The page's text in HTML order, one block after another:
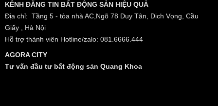
KÊNH ĐĂNG TIN BẤT ĐỘNG SẢN HIỆU QUẢ
Địa chỉ: Tầng 5 - tòa nhà AC,Ngõ 78 Duy Tân, Dịch Vọng, Cầu
Giấy , Hà Nội
Hỗ trợ thành viên Hotline/zalo: 081.6666.444
AGORA CITY
Tư vấn đầu tư bất động sản Quang Khoa